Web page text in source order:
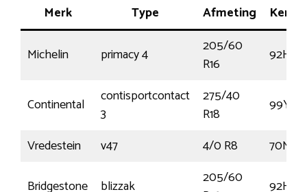
Merk Type Afmeting
Michelin primacy 4
205/60
R16
92H
Continental
contisportcontact
3
275/40
R18
99Y
Vredestein
v47 4/0 R8
70M
Bridgestone
blizzak
205/60
92H